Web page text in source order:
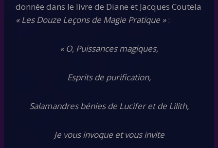
donnée dans le livre de Diane et Jacques Coutela
« Les Douze Leçons de Magie Pratique »:
« O, Puissances magiques,
Esprits de purification,
Salamandres bénies de Lucifer et de Lilith,
Je vous invoque et vous invite